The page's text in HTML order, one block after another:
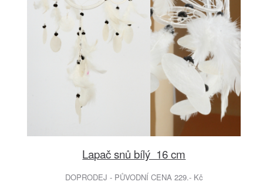
Lapač snů bílý 16 cm
DOPRODEJ - PŮVODNÍ CENA 229.- Kč